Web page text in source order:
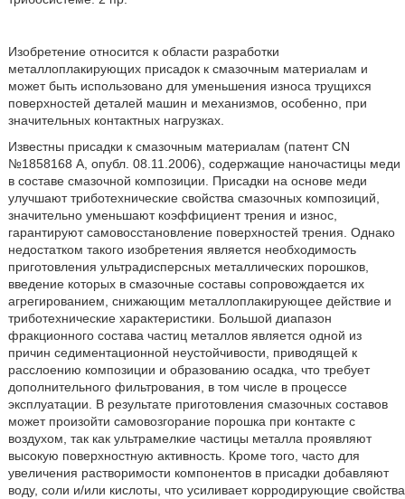
Изобретение относится к области разработки
металлоплакирующих присадок к смазочным материалам и
может быть использовано для уменьшения износа трущихся
поверхностей деталей машин и механизмов, особенно, при
значительных контактных нагрузках.
Известны присадки к смазочным материалам (патент CN
№1858168 А, опубл. 08.11.2006), содержащие наночастицы меди
в составе смазочной композиции. Присадки на основе меди
улучшают триботехнические свойства смазочных композиций,
значительно уменьшают коэффициент трения и износ,
гарантируют самовосстановление поверхностей трения. Однако
недостатком такого изобретения является необходимость
приготовления ультрадисперсных металлических порошков,
введение которых в смазочные составы сопровождается их
агрегированием, снижающим металлоплакирующее действие и
триботехнические характеристики. Большой диапазон
фракционного состава частиц металлов является одной из
причин седиментационной неустойчивости, приводящей к
расслоению композиции и образованию осадка, что требует
дополнительного фильтрования, в том числе в процессе
эксплуатации. В результате приготовления смазочных составов
может произойти самовозгорание порошка при контакте с
воздухом, так как ультрамелкие частицы металла проявляют
высокую поверхностную активность. Кроме того, часто для
увеличения растворимости компонентов в присадки добавляют
воду, соли и/или кислоты, что усиливает корродирующие свойства